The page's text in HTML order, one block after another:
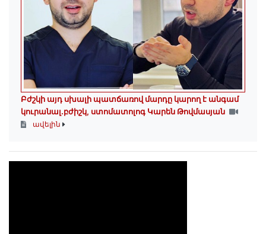
Բժշկի այդ սխալի պատճառով մարդը կարող է անգամ
կուրանալ.բժիշկ, ստոմատոլոգ Կարեն Թովմասյան
ավելին